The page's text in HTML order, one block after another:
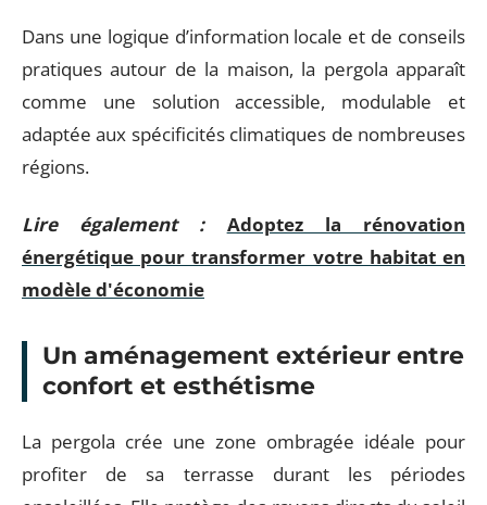
Dans une logique d’information locale et de conseils
pratiques autour de la maison, la pergola apparaît
comme une solution accessible, modulable et
adaptée aux spécificités climatiques de nombreuses
régions.
Lire également :
Adoptez la rénovation
énergétique pour transformer votre habitat en
modèle d'économie
Un aménagement extérieur entre
confort et esthétisme
La pergola crée une zone ombragée idéale pour
profiter de sa terrasse durant les périodes